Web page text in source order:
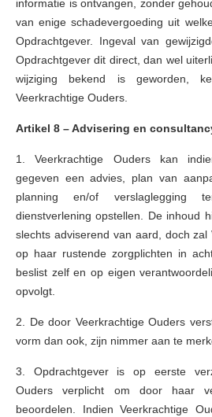
informatie is ontvangen, zonder
van enige schadevergoeding uit
Opdrachtgever. Ingeval van
Opdrachtgever dit direct, dan wel
wijziging bekend is geworden,
Veerkrachtige Ouders.
Artikel 8 – Advisering en
1. Veerkrachtige Ouders kan
gegeven een advies, plan van
planning en/of verslaglegging
dienstverlening opstellen. De inhoud
slechts adviserend van aard, doch
op haar rustende zorgplichten in
beslist zelf en op eigen
opvolgt.
2. De door Veerkrachtige Ouders
vorm dan ook, zijn nimmer aan te
3. Opdrachtgever is op eerste
Ouders verplicht om door haar
beoordelen. Indien Veerkrachtige